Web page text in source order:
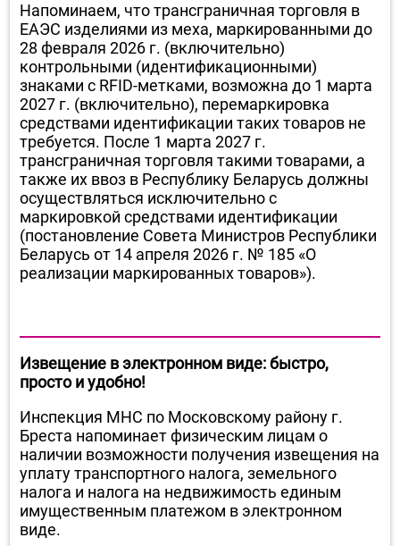
Напоминаем, что трансграничная торговля в
ЕАЭС изделиями из меха, маркированными до
28 февраля 2026 г. (включительно)
контрольными (идентификационными)
знаками с RFID-метками, возможна до 1 марта
2027 г. (включительно), перемаркировка
средствами идентификации таких товаров не
требуется. После 1 марта 2027 г.
трансграничная торговля такими товарами, а
также их ввоз в Республику Беларусь должны
осуществляться исключительно с
маркировкой средствами идентификации
(постановление Совета Министров Республики
Беларусь от 14 апреля 2026 г. № 185 «О
реализации маркированных товаров»).
Извещение в электронном виде: быстро,
просто и удобно!
Инспекция МНС по Московскому району г.
Бреста напоминает физическим лицам о
наличии возможности получения извещения на
уплату транспортного налога, земельного
налога и налога на недвижимость единым
имущественным платежом в электронном
виде.